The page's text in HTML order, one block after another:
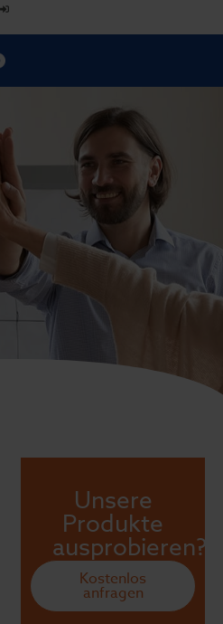
Unsere
Produkte
ausprobieren?
Kostenlos
anfragen